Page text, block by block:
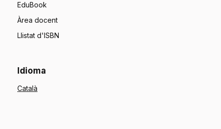
EduBook
Àrea docent
Llistat d'ISBN
Idioma